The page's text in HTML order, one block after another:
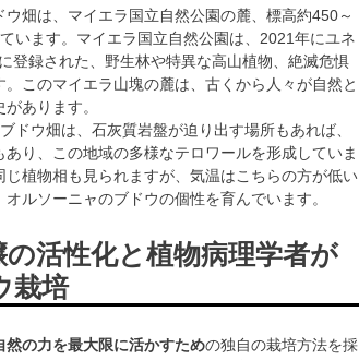
畑は、マイエラ国立自然公園の麓、標高約450～
います。マイエラ国立自然公園は、2021年にユネ
登録された、野生林や特異な高山植物、絶滅危惧
このマイエラ山塊の麓は、古くから人々が自然と
あります。
ドウ畑は、石灰質岩盤が迫り出す場所もあれば、
り、この地域の多様なテロワールを形成していま
植物相も見られますが、気温はこちらの方が低い
ルソーニャのブドウの個性を育んでいます。
の活性化と植物病理学者が
栽培
然の力を最大限に活かすための独自の栽培方法を採